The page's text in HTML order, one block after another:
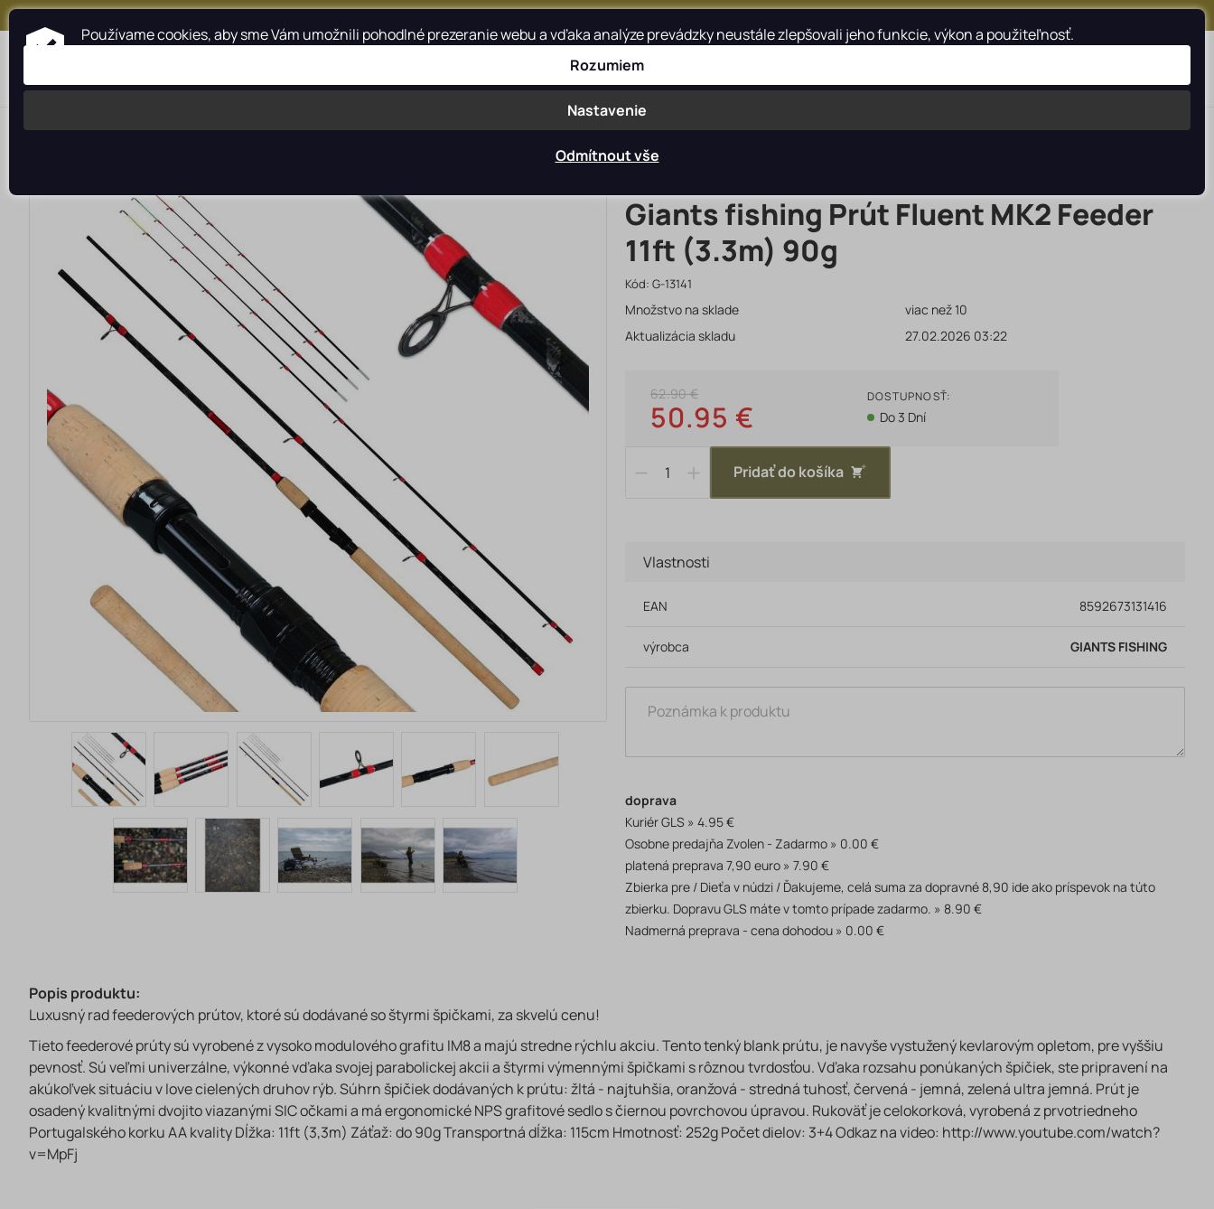
+421 917 159 547
> > > >
Giants fishing Prút Fluent MK2 Feeder
11ft (3.3m) 90g
Kód: G-13141
Množstvo na sklade
viac než 10
Aktualizácia skladu
27.02.2026 03:22
62.90 €
50.95 €
DOSTUPNOSŤ:
Do 3 Dní
Pridať do košíka
Vlastnosti
EAN 8592673131416
výrobca GIANTS FISHING
doprava
Kuriér GLS
4.95 €
Osobne predajňa Zvolen - Zadarmo
0.00 €
platená preprava 7,90 euro
7.90 €
Zbierka pre / Dieťa v núdzi / Ďakujeme, celá suma za dopravné 8,90 ide ako príspevok na túto
zbierku. Dopravu GLS máte v tomto prípade zadarmo.
8.90 €
Nadmerná preprava - cena dohodou
0.00 €
Popis produktu:
Luxusný rad feederových prútov, ktoré sú dodávané so štyrmi špičkami, za skvelú cenu!
Tieto feederové prúty sú vyrobené z vysoko modulového grafitu IM8 a majú stredne rýchlu akciu. Tento tenký blank prútu, je navyše vystužený kevlarovým opletom, pre vyššiu
pevnosť. Sú veľmi univerzálne, výkonné vďaka svojej parabolickej akcii a štyrmi výmennými špičkami s rôznou tvrdosťou. Vďaka rozsahu ponúkaných špičiek, ste pripravení na
akúkoľvek situáciu v love cielených druhov rýb. Súhrn špičiek dodávaných k prútu: žltá - najtuhšia, oranžová - stredná tuhosť, červená - jemná, zelená ultra jemná. Prút je
osadený kvalitnými dvojito viazanými SIC očkami a má ergonomické NPS grafitové sedlo s čiernou povrchovou úpravou. Rukoväť je celokorková, vyrobená z prvotriedneho
Portugalského korku AA kvality Dĺžka: 11ft (3,3m) Záťaž: do 90g Transportná dĺžka: 115cm Hmotnosť: 252g Počet dielov: 3+4 Odkaz na video: http://www.youtube.com/watch?
v=MpFj
Používame cookies, aby sme Vám umožnili pohodlné prezeranie webu a vďaka analýze prevádzky neustále zlepšovali jeho funkcie, výkon a použiteľnosť.
Rozumiem
Nastavenie
Odmítnout vše